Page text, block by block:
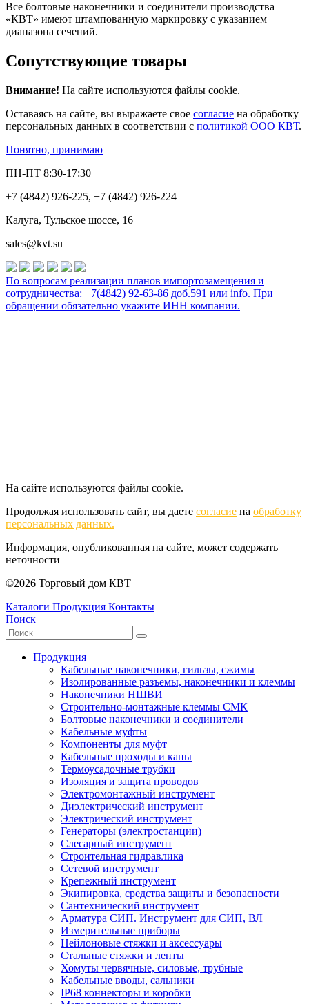
Все болтовые наконечники и соединители производства
«КВТ» имеют штампованную маркировку с указанием
диапазона сечений.
Сопутствующие товары
Внимание! На сайте используются файлы cookie.
Оставаясь на сайте, вы выражаете свое согласие на обработку
персональных данных в соответствии с политикой ООО КВТ.
Понятно, принимаю
ПН-ПТ 8:30-17:30
+7 (4842) 926-225, +7 (4842) 926-224
Калуга, Тульское шоссе, 16
sales@kvt.su
По вопросам реализации планов импортозамещения и
сотрудничества: +7(4842) 92-63-86 доб.591 или info. При
обращении обязательно укажите ИНН компании.
На сайте используются файлы cookie.
Продолжая использовать сайт, вы даете согласие на обработку
персональных данных.
Информация, опубликованная на сайте, может содержать
неточности
©2026 Торговый дом КВТ
Каталоги Продукция Контакты
Поиск
Продукция
Кабельные наконечники, гильзы, сжимы
Изолированные разъемы, наконечники и клеммы
Наконечники НШВИ
Строительно-монтажные клеммы СМК
Болтовые наконечники и соединители
Кабельные муфты
Компоненты для муфт
Кабельные проходы и капы
Термоусадочные трубки
Изоляция и защита проводов
Электромонтажный инструмент
Диэлектрический инструмент
Электрический инструмент
Генераторы (электростанции)
Слесарный инструмент
Строительная гидравлика
Сетевой инструмент
Крепежный инструмент
Экипировка, средства защиты и безопасности
Сантехнический инструмент
Арматура СИП. Инструмент для СИП, ВЛ
Измерительные приборы
Нейлоновые стяжки и аксессуары
Стальные стяжки и ленты
Хомуты червячные, силовые, трубные
Кабельные вводы, сальники
IP68 коннекторы и коробки